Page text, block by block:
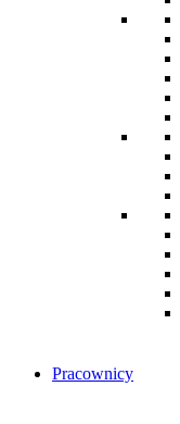
Pracownicy